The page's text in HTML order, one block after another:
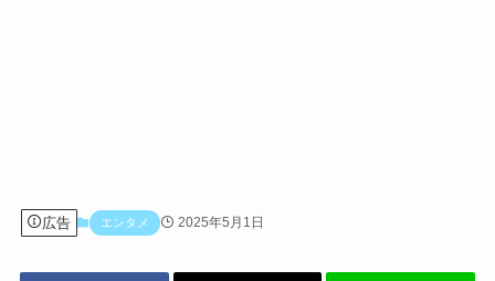
広告 エンタメ 2025年5月1日